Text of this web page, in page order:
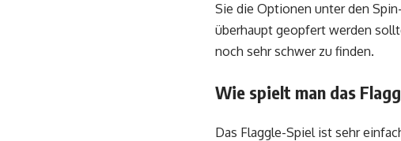
Sie die Optionen unter den
überhaupt geopfert werden
noch sehr schwer zu finden.
Wie spielt man das
Das Flaggle-Spiel ist sehr